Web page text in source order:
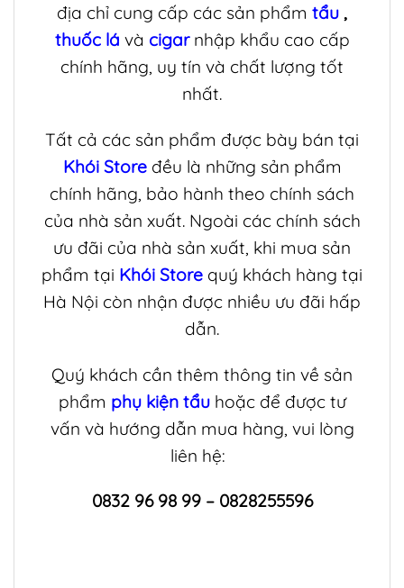
địa chỉ cung cấp các sản phẩm tẩu ,
thuốc lá và cigar nhập khẩu cao cấp
chính hãng, uy tín và chất lượng tốt
nhất.
Tất cả các sản phẩm được bày bán tại
Khói Store đều là những sản phẩm
chính hãng, bảo hành theo chính sách
của nhà sản xuất. Ngoài các chính sách
ưu đãi của nhà sản xuất, khi mua sản
phẩm tại Khói Store quý khách hàng tại
Hà Nội còn nhận được nhiều ưu đãi hấp
dẫn.
Quý khách cần thêm thông tin về sản
phẩm phụ kiện tẩu hoặc để được tư
vấn và hướng dẫn mua hàng, vui lòng
liên hệ:
0832 96 98 99 – 0828255596